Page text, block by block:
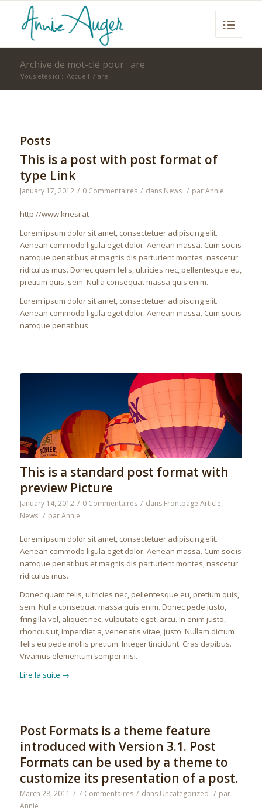
Archive de mot-clé pour : are
Vous êtes ici : Accueil / are
Posts
This is a post with post format of
type Link
January 17, 2012 / 0 Commentaires / dans News / parAnnie
http://www.kriesi.at
Lorem ipsum dolor sit amet, consectetuer adipiscing elit.
Aenean commodo ligula eget dolor. Aenean massa. Cum sociis
natoque penatibus et magnis dis parturient montes, nascetur
ridiculus mus. Donec quam felis, ultricies nec, pellentesque eu,
pretium quis, sem. Nulla consequat massa quis enim.
Lorem ipsum dolor sit amet, consectetuer adipiscing elit.
Aenean commodo ligula eget dolor. Aenean massa. Cum sociis
natoque penatibus.
This is a standard post format with
preview Picture
January 14, 2012 / 0 Commentaires / dans Frontpage Article,
News / parAnnie
Lorem ipsum dolor sit amet, consectetuer adipiscing elit.
Aenean commodo ligula eget dolor. Aenean massa. Cum sociis
natoque penatibus et magnis dis parturient montes, nascetur
ridiculus mus.
Donec quam felis, ultricies nec, pellentesque eu, pretium quis,
sem. Nulla consequat massa quis enim. Donec pede justo,
fringilla vel, aliquet nec, vulputate eget, arcu. In enim justo,
rhoncus ut, imperdiet a, venenatis vitae, justo. Nullam dictum
felis eu pede mollis pretium. Integer tincidunt. Cras dapibus.
Vivamus elementum semper nisi.
Lire la suite →
Post Formats is a theme feature
introduced with Version 3.1. Post
Formats can be used by a theme to
customize its presentation of a post.
March 28, 2011 / 7 Commentaires / dans Uncategorized / par
Annie